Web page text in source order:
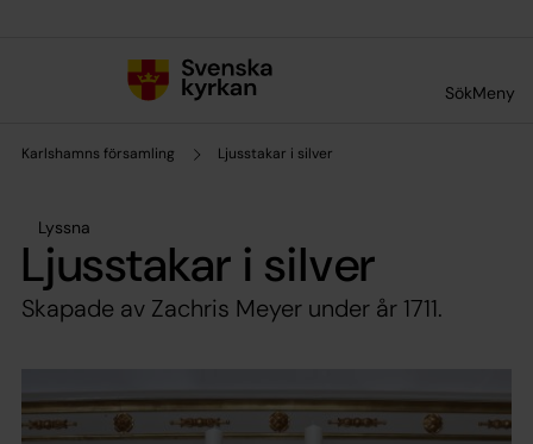
SökMeny
Karlshamns församling Ljusstakar i silver
Lyssna
Ljusstakar i silver
Skapade av Zachris Meyer under år 1711.